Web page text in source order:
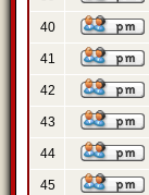
40
41
42
43
44
45